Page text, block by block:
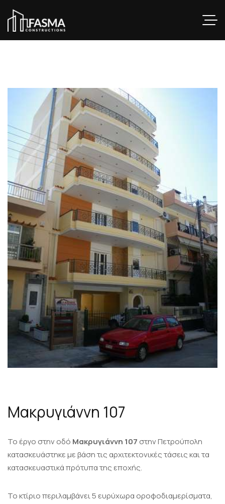
Μακρυγιάννη 107
Το έργο στην οδό Μακρυγιάννη 107 στην Πετρούπολη
κατασκευάστηκε με βάση τις αρχιτεκτονικές τάσεις και τα
κατασκευαστικά πρότυπα της εποχής.
Το κτίριο περιλαμβάνει 5 ευρύχωρα οροφοδιαμερίσματα,